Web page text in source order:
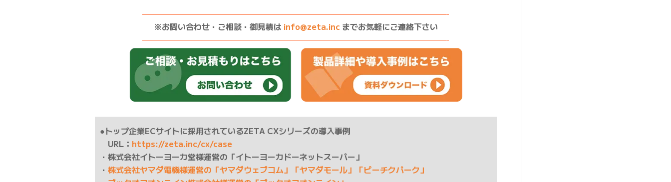
——————————————————————————————————————-
※お問い合わせ・ご相談・御見積は info@zeta.inc までお気軽にご連絡下さい
——————————————————————————————————————-
●トップ企業ECサイトに採用されているZETA CXシリーズの導入事例
URL： https://zeta.inc/cx/case
・株式会社イトーヨーカ堂様運営の「イトーヨーカドーネットスーパー」
・ 株式会社ヤマダ電機様運営の「ヤマダウェブコム」「ヤマダモール」「ピーチクパーク」